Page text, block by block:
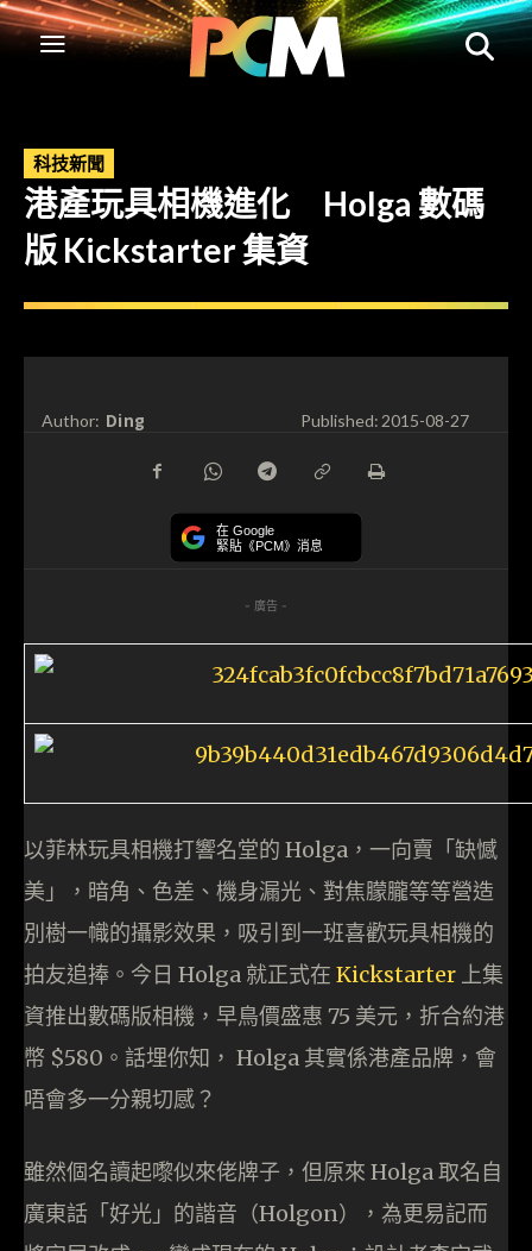
科技新聞
港產玩具相機進化 Holga 數碼
版 Kickstarter 集資
Author: Ding Published:2015-08-27
在 Google
緊貼《PCM》消息
- 廣告 -
以菲林玩具相機打響名堂的 Holga，一向賣「缺憾
美」，暗角、色差、機身漏光、對焦朦朧等等營造
別樹一幟的攝影效果，吸引到一班喜歡玩具相機的
拍友追捧。今日 Holga 就正式在 Kickstarter 上集
資推出數碼版相機，早鳥價盛惠 75 美元，折合約港
幣 $580。話埋你知， Holga 其實係港產品牌，會
唔會多一分親切感？
雖然個名讀起嚟似來佬牌子，但原來 Holga 取名自
廣東話「好光」的諧音（Holgon），為更易記而